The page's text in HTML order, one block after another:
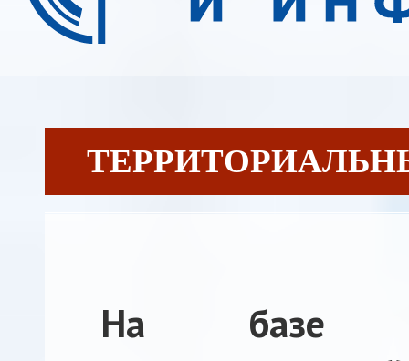
На базе